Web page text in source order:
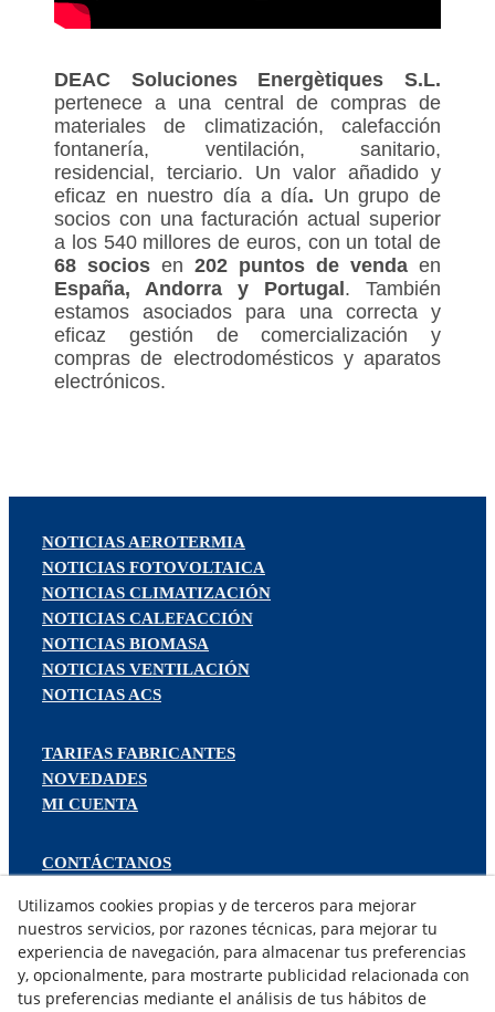
DEAC Soluciones Energètiques S.L.
pertenece a una central de compras de
materiales de climatización, calefacción
fontanería, ventilación, sanitario,
residencial, terciario. Un valor añadido y
eficaz en nuestro día a día. Un grupo de
socios con una facturación actual superior
a los 540 millores de euros, con un total de
68 sociosen 202 puntos de vendaen
España, Andorra y Portugal. También
estamos asociados para una correcta y
eficaz gestión de comercialización y
compras de electrodomésticos y aparatos
electrónicos.
NOTICIAS AEROTERMIA
NOTICIAS FOTOVOLTAICA
NOTICIAS CLIMATIZACIÓN
NOTICIAS CALEFACCIÓN
NOTICIAS BIOMASA
NOTICIAS VENTILACIÓN
NOTICIAS ACS
TARIFAS FABRICANTES
NOVEDADES
MI CUENTA
CONTÁCTANOS
TRABAJA CON NOSOTROS
¿QUIENES SOMOS?
AVISO LEGAL
Utilizamos cookies propias y de terceros para mejorar
nuestros servicios, por razones técnicas, para mejorar tu
experiencia de navegación, para almacenar tus preferencias
y, opcionalmente, para mostrarte publicidad relacionada con
tus preferencias mediante el análisis de tus hábitos de